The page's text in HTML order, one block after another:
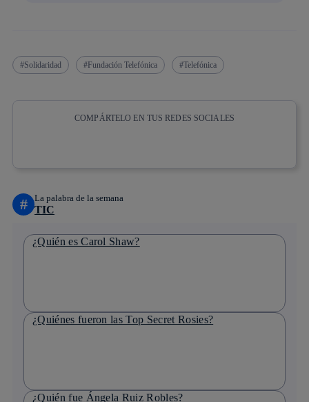
Solidaridad Fundación Telefónica Telefónica
COMPÁRTELO EN TUS REDES SOCIALES
# La palabra de la semana
TIC
¿Quién es Carol Shaw?
¿Quiénes fueron las Top Secret Rosies?
¿Quién fue Ángela Ruiz Robles?